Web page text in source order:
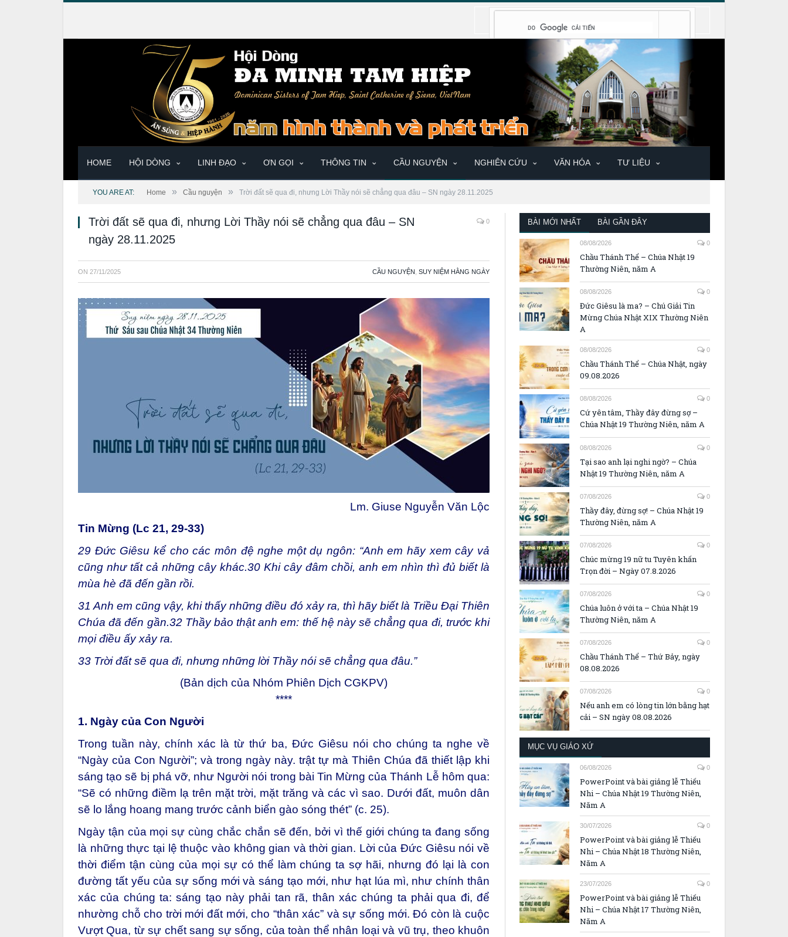
HOME HỘI DÒNG LINH ĐẠO ƠN GỌI THÔNG TIN CẦU NGUYỆN NGHIÊN CỨU VĂN HÓA TƯ LIỆU
YOU ARE AT: Home » Cầu nguyện » Trời đất sẽ qua đi, nhưng Lời Thầy nói sẽ chẳng qua đâu – SN ngày 28.11.2025
Trời đất sẽ qua đi, nhưng Lời Thầy nói sẽ chẳng qua đâu – SN
ngày 28.11.2025
0
ON 27/11/2025 CẦU NGUYỆN SUY NIỆM HẰNG NGÀY
Lm. Giuse Nguyễn Văn Lộc
Tin Mừng (Lc 21, 29-33)
29 Đức Giêsu kể cho các môn đệ nghe một dụ ngôn: “Anh em hãy xem cây vả
cũng như tất cả những cây khác.30 Khi cây đâm chồi, anh em nhìn thì đủ biết là
mùa hè đã đến gần rồi.
31 Anh em cũng vậy, khi thấy những điều đó xảy ra, thì hãy biết là Triều Đại Thiên
Chúa đã đến gần.32Thầy bảo thật anh em: thế hệ này sẽ chẳng qua đi, trước khi
mọi điều ấy xảy ra.
33 Trời đất sẽ qua đi, nhưng những lời Thầy nói sẽ chẳng qua đâu.”
(Bản dịch của Nhóm Phiên Dịch CGKPV)
****
1. Ngày của Con Người
Trong tuần này, chính xác là từ thứ ba, Đức Giêsu nói cho chúng ta nghe về
“Ngày của Con Người”; và trong ngày này. trật tự mà Thiên Chúa đã thiết lập khi
sáng tạo sẽ bị phá vỡ, như Người nói trong bài Tin Mừng của Thánh Lễ hôm qua:
“Sẽ có những điềm lạ trên mặt trời, mặt trăng và các vì sao. Dưới đất, muôn dân
sẽ lo lắng hoang mang trước cảnh biển gào sóng thét” (c. 25).
Ngày tận của mọi sự cùng chắc chắn sẽ đến, bởi vì thế giới chúng ta đang sống
là những thực tại lệ thuộc vào không gian và thời gian. Lời của Đức Giêsu nói về
thời điểm tận cùng của mọi sự có thể làm chúng ta sợ hãi, nhưng đó lại là con
đường tất yếu của sự sống mới và sáng tạo mới, như hạt lúa mì, như chính thân
xác của chúng ta: sáng tạo này phải tan rã, thân xác chúng ta phải qua đi, để
nhường chỗ cho trời mới đất mới, cho “thân xác” và sự sống mới. Đó còn là cuộc
Vượt Qua, từ sự chết sang sự sống, của toàn thể nhân loại và vũ trụ, theo khuôn
BÀI MỚI NHẤT BÀI GẦN ĐÂY
08/08/2026 0
Chầu Thánh Thể – Chúa Nhật 19
Thường Niên, năm A
08/08/2026 0
Đức Giêsu là ma? – Chú Giải Tin
Mừng Chúa Nhật XIX Thường Niên
A
08/08/2026 0
Chầu Thánh Thể – Chúa Nhật, ngày
09.08.2026
08/08/2026 0
Cứ yên tâm, Thầy đây đừng sợ –
Chúa Nhật 19 Thường Niên, năm A
08/08/2026 0
Tại sao anh lại nghi ngờ? – Chúa
Nhật 19 Thường Niên, năm A
07/08/2026 0
Thầy đây, đừng sợ! – Chúa Nhật 19
Thường Niên, năm A
07/08/2026 0
Chúc mừng 19 nữ tu Tuyên khấn
Trọn đời – Ngày 07.8.2026
07/08/2026 0
Chúa luôn ở với ta – Chúa Nhật 19
Thường Niên, năm A
07/08/2026 0
Chầu Thánh Thể – Thứ Bảy, ngày
08.08.2026
07/08/2026 0
Nếu anh em có lòng tin lớn bằng hạt
cải – SN ngày 08.08.2026
MỤC VỤ GIÁO XỨ
06/08/2026 0
PowerPoint và bài giảng lễ Thiếu
Nhi – Chúa Nhật 19 Thường Niên,
Năm A
30/07/2026 0
PowerPoint và bài giảng lễ Thiếu
Nhi – Chúa Nhật 18 Thường Niên,
Năm A
23/07/2026 0
PowerPoint và bài giảng lễ Thiếu
Nhi – Chúa Nhật 17 Thường Niên,
Năm A